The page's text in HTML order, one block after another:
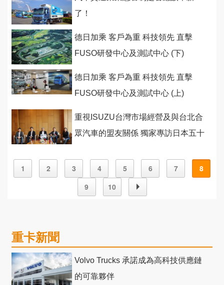
了！
德日加乘 客戶為重 科技領先 直擊
FUSO研發中心及測試中心 (下)
德日加乘 客戶為重 科技領先 直擊
FUSO研發中心及測試中心 (上)
重視ISUZU台灣市場經營及與台北合
眾汽車的盟友關係 獨家專訪日本五十
1 2 3 4 5 6 7
8
9
10
重卡新聞
Volvo Trucks 承諾成為高科技供應鏈
的可靠夥伴